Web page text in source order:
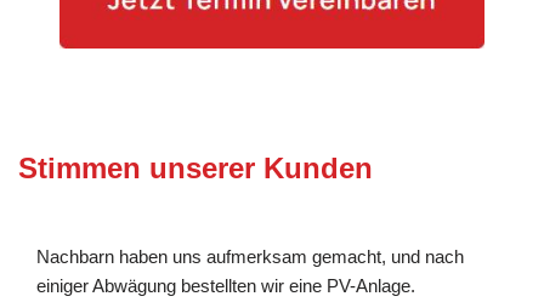
Stimmen unserer Kunden
Nachbarn haben uns aufmerksam gemacht, und nach
einiger Abwägung bestellten wir eine PV-Anlage.